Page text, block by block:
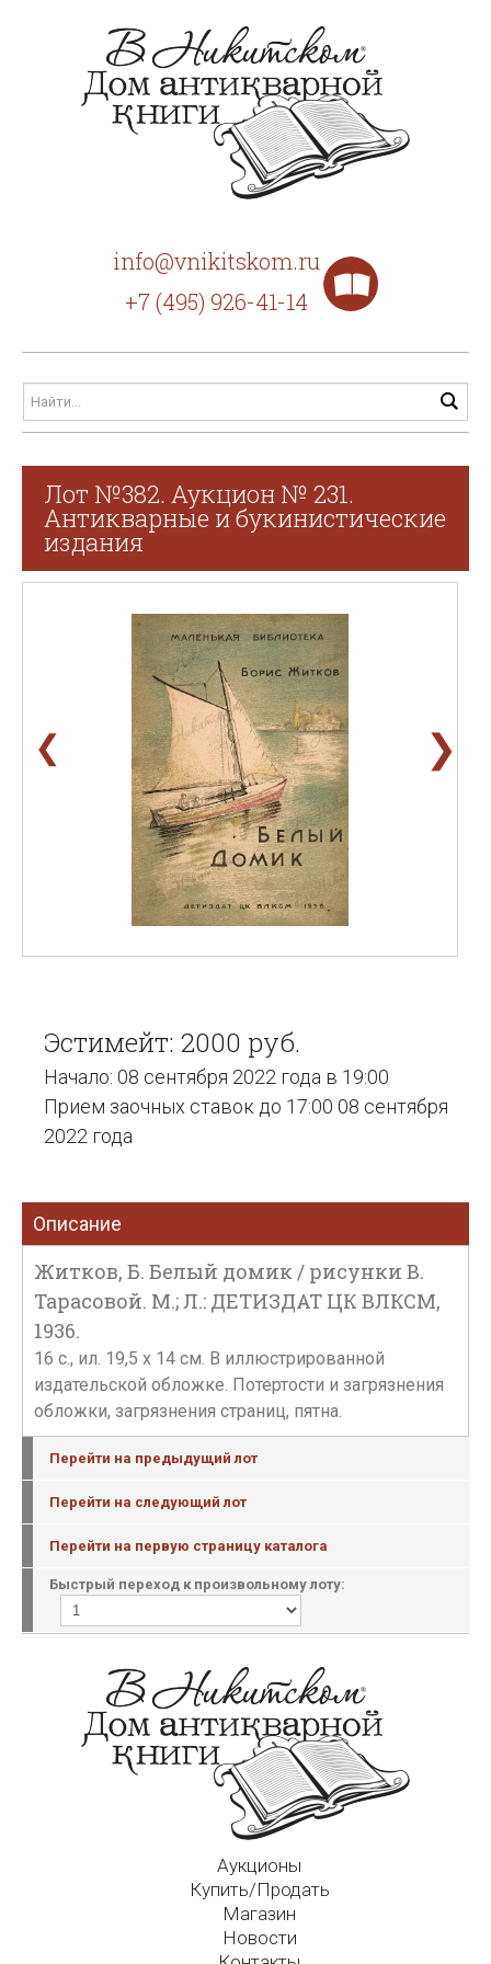
info@vnikitskom.ru
+7 (495) 926-41-14
Лот №382. Аукцион № 231.
Антикварные и букинистические
издания
❮ ❯
Эстимейт: 2000 руб.
Начало: 08 сентября 2022 года в 19:00
Прием заочных ставок до 17:00 08 сентября
2022 года
Описание
Житков, Б. Белый домик / рисунки В.
Тарасовой. М.; Л.: ДЕТИЗДАТ ЦК ВЛКСМ,
1936.
16 с., ил. 19,5 х 14 см. В иллюстрированной
издательской обложке. Потертости и загрязнения
обложки, загрязнения страниц, пятна.
Перейти на предыдущий лот
Перейти на следующий лот
Перейти на первую страницу каталога
Быстрый переход к произвольному лоту:
Аукционы
Купить/Продать
Магазин
Новости